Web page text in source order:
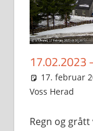
17.02.2023
17. februar
Voss Herad
Regn og